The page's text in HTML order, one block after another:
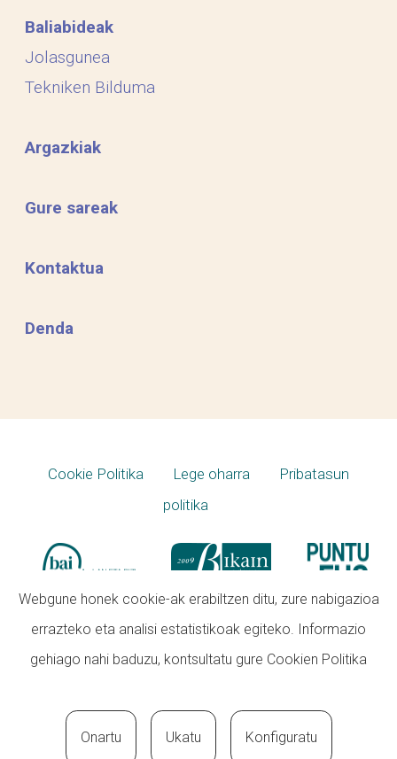
Baliabideak
Jolasgunea
Tekniken Bilduma
Argazkiak
Gure sareak
Kontaktua
Denda
Cookie Politika Lege oharra
Pribatasun
politika
Webgune honek cookie-ak erabiltzen ditu, zure nabigazioa
errazteko eta analisi estatistikoak egiteko. Informazio
gehiago nahi baduzu, kontsultatu gure Cookien Politika
Onartu Ukatu Konfiguratu